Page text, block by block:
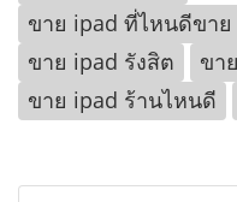
ขาย ipad ที่ไหนดีขา
ขาย ipad รังสิต
ขา
ขาย ipad ร้านไหนดี